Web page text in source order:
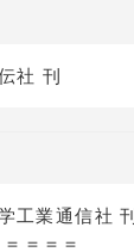
社 刊
工業通信社 刊
＝＝＝